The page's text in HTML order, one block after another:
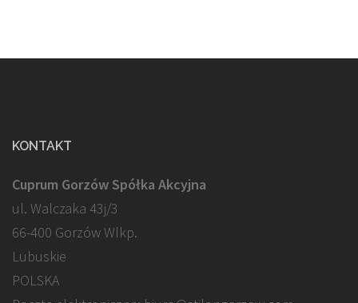
KONTAKT
Cuprum Gorzów Spółka Akcyjna
ul. Walczaka 43j/3
66-400 Gorzów Wlkp.
Lubuskie
POLSKA